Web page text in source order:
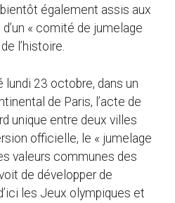
également assis aux
« comité de jumelage
l’histoire.
lundi 23 octobre, dans un
de Paris, l’acte de
unique entre deux villes
officielle, le « jumelage
valeurs communes des
de développer de
les Jeux olympiques et